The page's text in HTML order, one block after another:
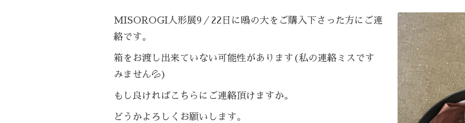
MISOROGI人形展9／22日に鴎の大をご購入下さった方にご連
絡です。
箱をお渡し出来ていない可能性があります(私の連絡ミスです
みません💦)
もし良ければこちらにご連絡頂けますか。
どうかよろしくお願いします。